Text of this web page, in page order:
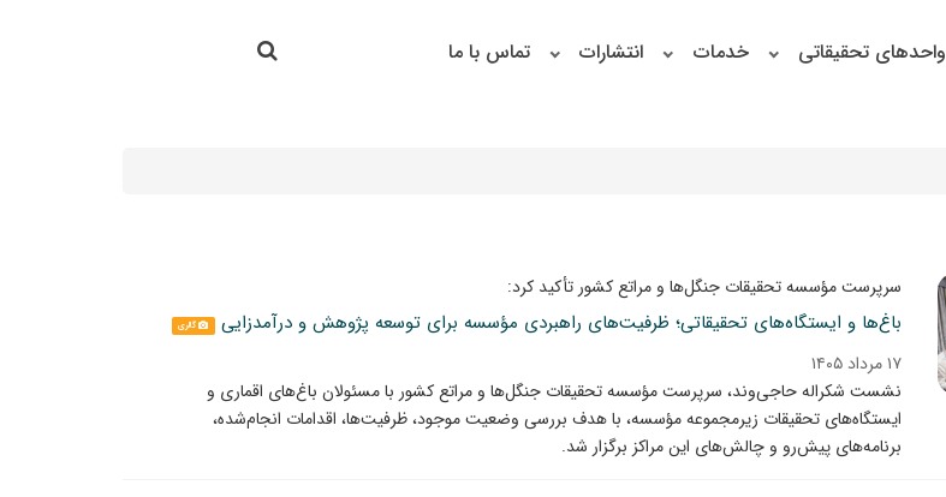
واحدهای تحقیقاتی خدمات انتشارات تماس با ما جستجو
سرپرست مؤسسه تحقیقات جنگل‌ها و مراتع کشور تأکید کرد:
باغ‌ها و ایستگاه‌های تحقیقاتی؛ ظرفیت‌های راهبردی مؤسسه برای توسعه پژوهش و درآمدزایی گالری
۱۷ مرداد ۱۴۰۵
نشست شکراله حاجی‌وند، سرپرست مؤسسه تحقیقات جنگل‌ها و مراتع کشور با مسئولان باغ‌های اقماری و
ایستگاه‌های تحقیقات زیرمجموعه مؤسسه، با هدف بررسی وضعیت موجود، ظرفیت‌ها، اقدامات انجام‌شده،
برنامه‌های پیش‌رو و چالش‌های این مراکز برگزار شد.